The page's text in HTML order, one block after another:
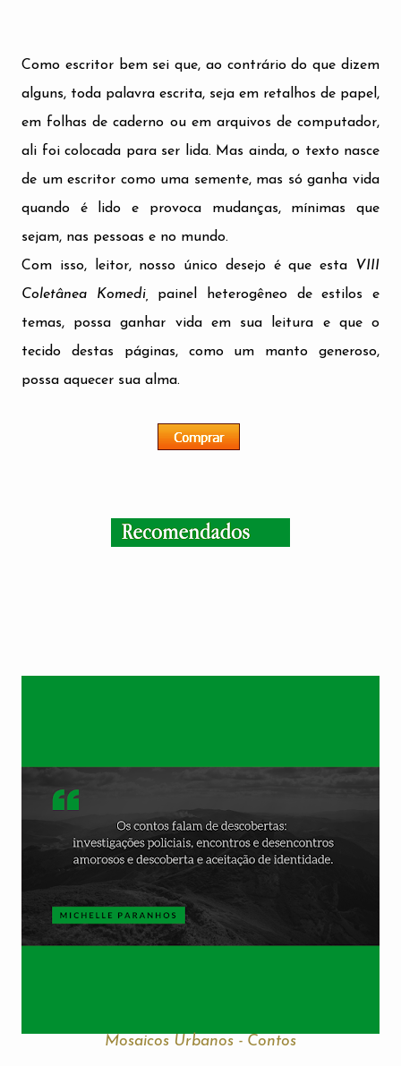
Como escritor bem sei que, ao contráriodo que dizem
alguns, toda palavra escrita, seja em retalhos de papel,
em folhas de caderno ou em arquivos de computador,
ali foi colocada para ser lida. Mas ainda, o texto nasce
de um escritor como uma semente, mas só ganha vida
quando é lido e provoca mudanças, mínimas que
sejam, nas pessoas e no mundo.
Com isso, leitor, nosso único desejo é que esta
VIII
Coletânea Komedi, painel heterogêneo de estilos e
temas, possa ganhar vida em sua leitura e que o
tecido destas páginas, como um manto generoso,
possa aquecer sua alma.
Mosaicos Urbanos - Contos